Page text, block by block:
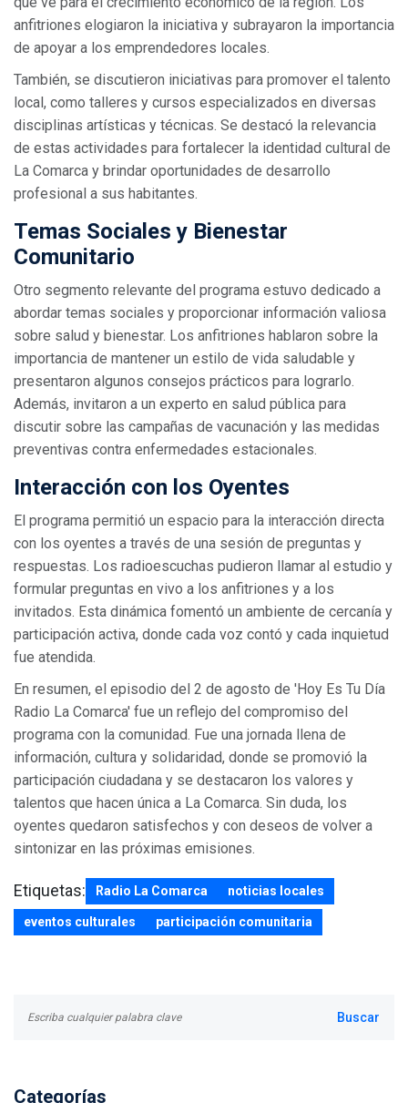
anfitriones elogiaron la iniciativa y subrayaron la importancia
de apoyar a los emprendedores locales.
También, se discutieron iniciativas para promover el talento
local, como talleres y cursos especializados en diversas
disciplinas artísticas y técnicas. Se destacó la relevancia
de estas actividades para fortalecer la identidad cultural de
La Comarca y brindar oportunidades de desarrollo
profesional a sus habitantes.
Temas Sociales y Bienestar
Comunitario
Otro segmento relevante del programa estuvo dedicado a
abordar temas sociales y proporcionar información valiosa
sobre salud y bienestar. Los anfitriones hablaron sobre la
importancia de mantener un estilo de vida saludable y
presentaron algunos consejos prácticos para lograrlo.
Además, invitaron a un experto en salud pública para
discutir sobre las campañas de vacunación y las medidas
preventivas contra enfermedades estacionales.
Interacción con los Oyentes
El programa permitió un espacio para la interacción directa
con los oyentes a través de una sesión de preguntas y
respuestas. Los radioescuchas pudieron llamar al estudio y
formular preguntas en vivo a los anfitriones y a los
invitados. Esta dinámica fomentó un ambiente de cercanía y
participación activa, donde cada voz contó y cada inquietud
fue atendida.
En resumen, el episodio del 2 de agosto de 'Hoy Es Tu Día
Radio La Comarca' fue un reflejo del compromiso del
programa con la comunidad. Fue una jornada llena de
información, cultura y solidaridad, donde se promovió la
participación ciudadana y se destacaron los valores y
talentos que hacen única a La Comarca. Sin duda, los
oyentes quedaron satisfechos y con deseos de volver a
sintonizar en las próximas emisiones.
Etiquetas: Radio La Comarca noticias locales
eventos culturales participación comunitaria
Categorías